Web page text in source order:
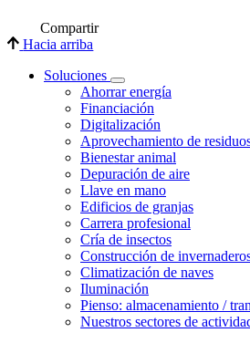
Compartir
Hacia arriba
Soluciones
Ahorrar energía
Financiación
Digitalización
Aprovechamiento de
Bienestar animal
Depuración de aire
Llave en mano
Edificios de granjas
Carrera profesional
Cría de insectos
Construcción de
Climatización de naves
Iluminación
Pienso: almacenamiento /
Nuestros sectores de